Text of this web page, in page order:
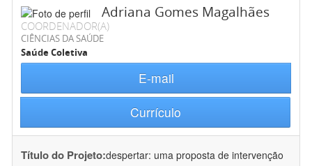
Adriana Gomes Magalhães
COORDENADOR(A)
CIÊNCIAS DA SAÚDE
Saúde Coletiva
E-mail
Currículo
Título do Projeto:despertar: uma proposta de intervenção